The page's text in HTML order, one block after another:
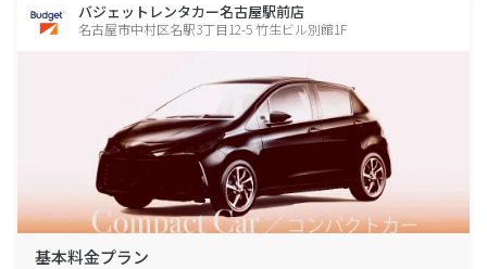
バジェットレンタカー名古屋駅前店
名古屋市中村区名駅3丁目12-5 竹生ビル別館1F
基本料金プラン